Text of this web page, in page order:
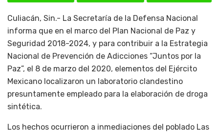
Culiacán, Sin.- La Secretaría de la Defensa Nacional
informa que en el marco del Plan Nacional de Paz y
Seguridad 2018-2024, y para contribuir a la Estrategia
Nacional de Prevención de Adicciones “Juntos por la
Paz”, el 8 de marzo del 2020, elementos del Ejército
Mexicano localizaron un laboratorio clandestino
presuntamente empleado para la elaboración de droga
sintética.
Los hechos ocurrieron a inmediaciones del poblado Las